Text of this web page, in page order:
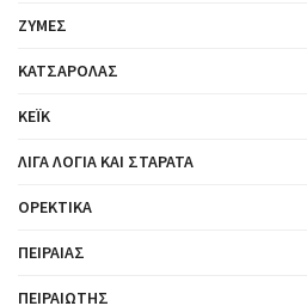
ΖΎΜΕΣ
ΚΑΤΣΑΡΌΛΑΣ
ΚΈΙΚ
ΛΊΓΑ ΛΌΓΙΑ ΚΑΙ ΣΤΑΡΆΤΑ
ΟΡΕΚΤΙΚΆ
ΠΕΙΡΑΙΆΣ
ΠΕΙΡΑΙΏΤΗΣ